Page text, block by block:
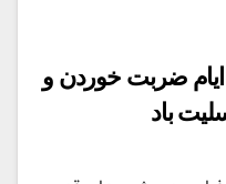
ضربت خوردن و
باد